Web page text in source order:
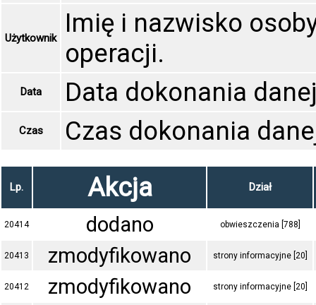
Użytkownik
Imię i nazwisko
operacji.
Data Data dokonania
Czas Czas dokonania
Lp. Akcja Dział
20414 dodano obwieszczenia [788]
20413 zmodyfikowano strony informacyjne [20]
20412 zmodyfikowano strony informacyjne [20]